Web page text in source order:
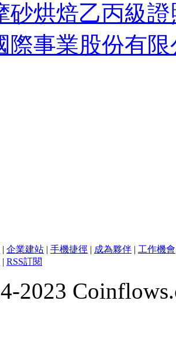
砂烘焙乙丙級
際事業股份有限
| 企業建站 | 手機捷徑 | 成為夥伴 | 工作機會
| RSS訂閱
2023